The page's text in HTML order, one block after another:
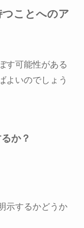
ことへのア
す可能性がある
よいのでしょう
か？
示するかどうか